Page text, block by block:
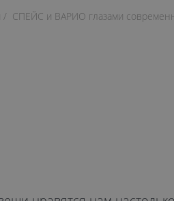
СПЕЙС и ВАРИО глазами